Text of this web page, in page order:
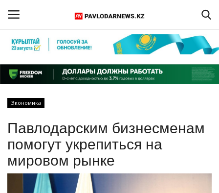
Регистрация
Главная
ПАВЛОДАРСКАЯ ОБЛАСТЬ
КАЗАХСТАН
МИР
Экономика
Павлодарским бизнесменам
помогут укрепиться на
мировом рынке